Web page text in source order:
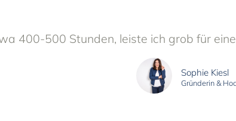
400-500 Stunden, leiste ich grob für
Sophie Kiesl
Gründerin &